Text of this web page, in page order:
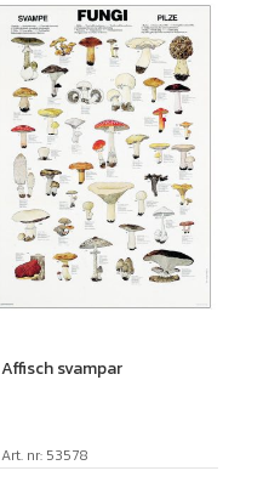
Affisch svampar
Art. nr: 53578